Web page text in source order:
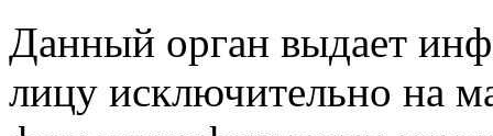
Данный орган выдает
лицу исключительно на